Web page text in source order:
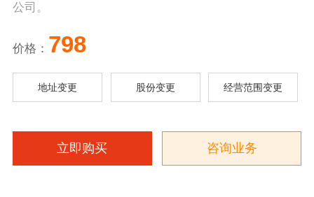
公司。
价格： 798
地址变更 股份变更 经营范围变更
立即购买 咨询业务